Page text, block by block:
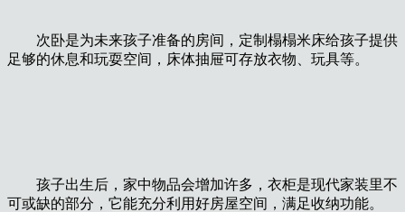
次卧是为未来孩子准备的房间，定制榻榻米床给孩子提供
足够的休息和玩耍空间，床体抽屉可存放衣物、玩具等。
孩子出生后，家中物品会增加许多，衣柜是现代家装里不
可或缺的部分，它能充分利用好房屋空间，满足收纳功能。